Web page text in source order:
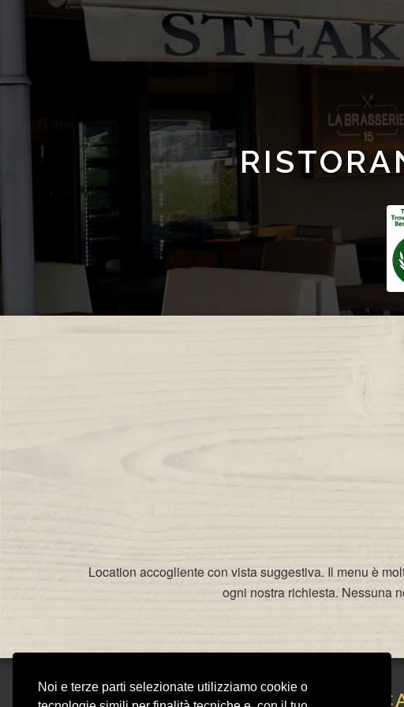
Noi e terze parti selezionate utilizziamo cookie o
Location accogliente con vista suggestiva. Il menu è
ogni nostra richiesta. Nessuna